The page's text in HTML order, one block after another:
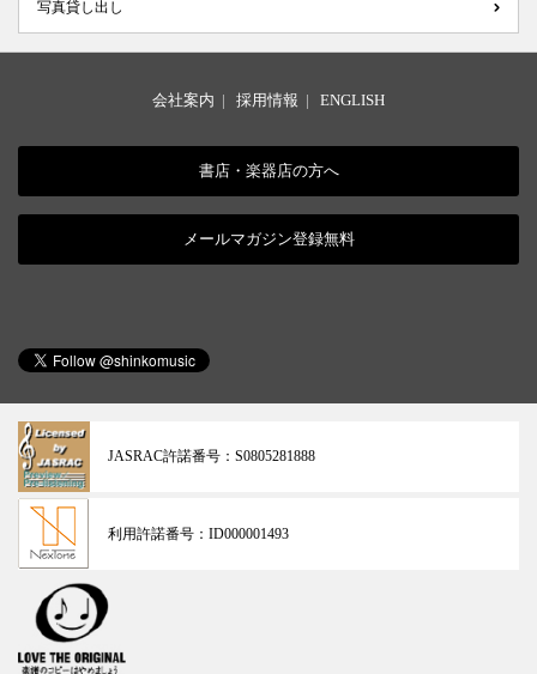
写真貸し出し
会社案内 | 採用情報 | ENGLISH
書店・楽器店の方へ
メールマガジン登録無料
JASRAC許諾番号： S0805281888
利用許諾番号： ID000001493